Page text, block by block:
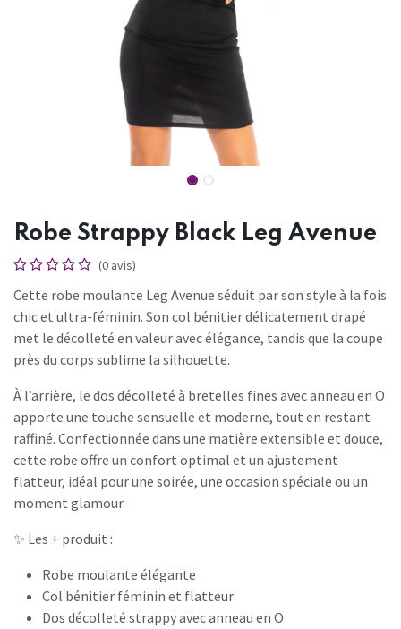
Robe Strappy Black Leg Avenue
(0 avis)
Cette robe moulante Leg Avenue séduit par son style à la fois
chic et ultra-féminin. Son col bénitier délicatement drapé
met le décolleté en valeur avec élégance, tandis que la coupe
près du corps sublime la silhouette.
À l’arrière, le dos décolleté à bretelles fines avec anneau en O
apporte une touche sensuelle et moderne, tout en restant
raffiné. Confectionnée dans une matière extensible et douce,
cette robe offre un confort optimal et un ajustement
flatteur, idéal pour une soirée, une occasion spéciale ou un
moment glamour.
✨ Les + produit :
Robe moulante élégante
Col bénitier féminin et flatteur
Dos décolleté strappy avec anneau en O